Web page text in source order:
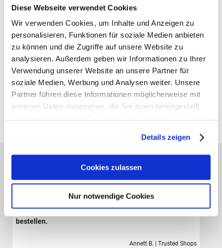
Diese Webseite verwendet Cookies
Wir verwenden Cookies, um Inhalte und Anzeigen zu
personalisieren, Funktionen für soziale Medien anbieten
zu können und die Zugriffe auf unsere Website zu
analysieren. Außerdem geben wir Informationen zu Ihrer
Verwendung unserer Website an unsere Partner für
soziale Medien, Werbung und Analysen weiter. Unsere
Partner führen diese Informationen möglicherweise mit
weiteren Daten zusammen, die Sie ihnen bereitgestellt
Details zeigen
Cookies zulassen
Nur notwendige Cookies
- Kontakt:
Tel.: +49 8105 772920
Fax: +49 8105 77292-920
E-Mail: service@reisenthel.com
Gutscheine bestellen
Das sagen unsere Kunden:
Der Shop hat eine sehr große Auswahl hochwertiger
Sporttaschen, Schulranzen und Zubehör.Die Bestellung
ist sehr einfach und der Versand erfolgte sehr schnell.
Ich bin sehr zufrieden und werde definitiv wieder hier
bestellen.
Annett B. | Trusted Shops